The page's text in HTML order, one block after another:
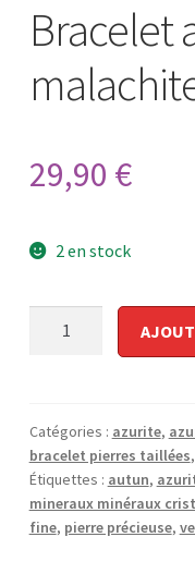
Bracelet
29,90 €
2 en stock
malachite
Catégories : azurite,
bracelet pierres taillées,
Étiquettes : autun,
mineraux minéraux
fine, pierre précieuse,